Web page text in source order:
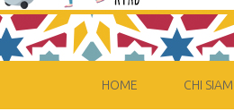
HOME CHI